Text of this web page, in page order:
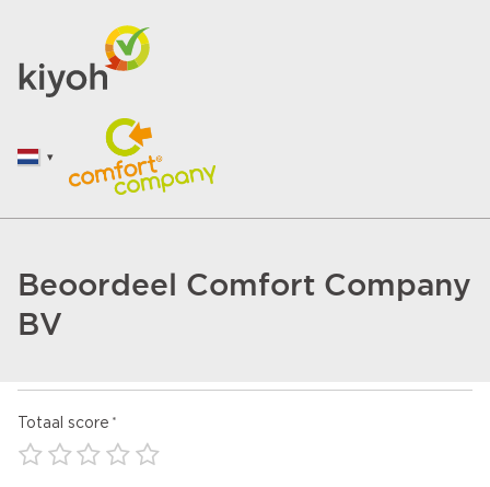
Beoordeel Comfort Company
BV
Totaal score